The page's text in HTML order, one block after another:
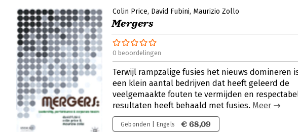
Colin Price David Fubini Maurizio Zollo
Mergers
0 beoordelingen
Terwijl rampzalige fusies het nieuws domineren
een klein aantal bedrijven dat heeft geleerd de
veelgemaakte fouten te vermijden en
resultaten heeft behaald met fusies. Meer
Gebonden | Engels € 68,09